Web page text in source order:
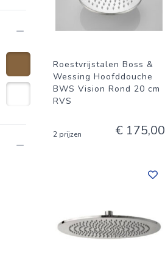
Brons
Roestvrijstalen Boss &
Wessing Hoofddouche
BWS Vision Rond 20 cm
RVS
2 prijzen € 175,00